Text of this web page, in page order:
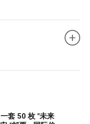
+
一套 50 枚 "未来的玛丽